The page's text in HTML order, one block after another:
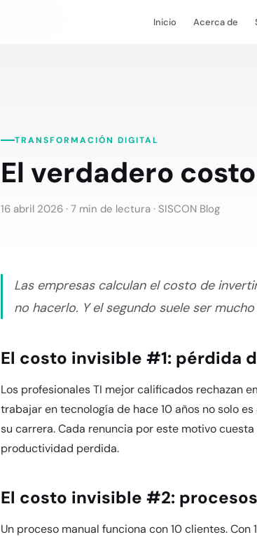
Inicio Acerca de
TRANSFORMACIÓN DIGITAL
El verdadero
16 abril 2026 · 7 min de lectura · SISCON Blog
Las empresas calculan el costo de
no hacerlo. Y el segundo suele ser
El costo invisible #1: pérdida
Los profesionales TI mejor calificados rechazan
trabajar en tecnología de hace 10 años no solo
su carrera. Cada renuncia por este motivo
productividad perdida.
El costo invisible #2:
Un proceso manual funciona con 10 clientes.